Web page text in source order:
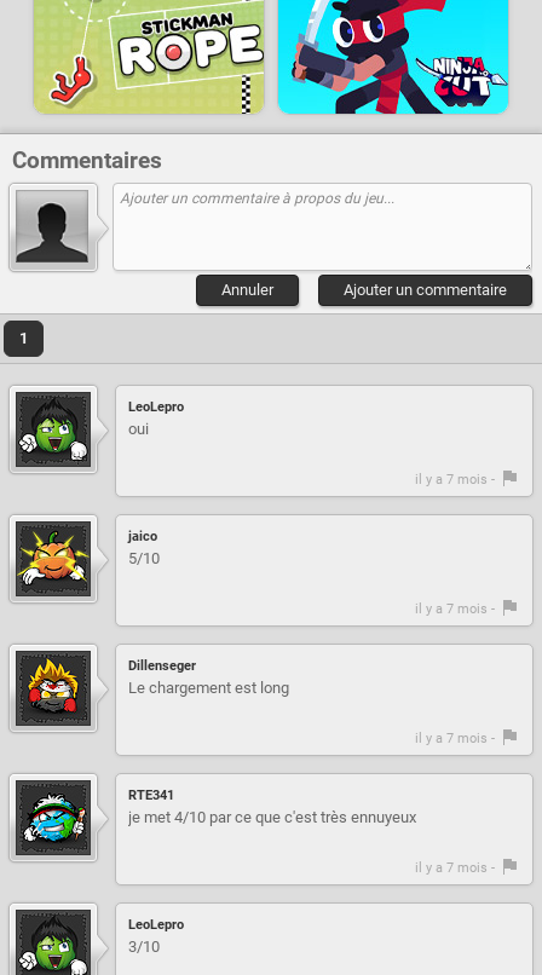
Commentaires
Ajouter un commentaire
Annuler
1
LeoLepro
oui
il y a 7 mois -
jaico
5/10
il y a 7 mois -
Dillenseger
Le chargement est long
il y a 7 mois -
RTE341
je met 4/10 par ce que c'est très ennuyeux
il y a 7 mois -
LeoLepro
3/10